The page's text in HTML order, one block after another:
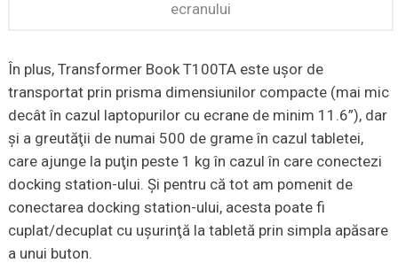
ecranului
În plus, Transformer Book T100TA este uşor de
transportat prin prisma dimensiunilor compacte (mai mic
decât în cazul laptopurilor cu ecrane de minim 11.6”), dar
şi a greutăţii de numai 500 de grame în cazul tabletei,
care ajunge la puţin peste 1 kg în cazul în care conectezi
docking station-ului. Şi pentru că tot am pomenit de
conectarea docking station-ului, acesta poate fi
cuplat/decuplat cu uşurinţă la tabletă prin simpla apăsare
a unui buton.